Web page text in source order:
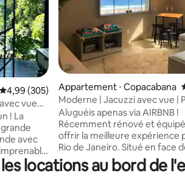
: 4,99 sur 5
Évaluation moyenne sur la base de 305
4,99 (305)
vue
! La
avec
vous
20 minutes
Appartement ⋅ Copacabana
Moderne | Jacuzzi avec vue |
Copacabana
Aluguéis apenas via AIRBNB !
Récemment rénové et
offrir la meilleure expérience
Rio de Janeiro. Situé en face
plus populaire du Brésil, tout
l'appartement offre une vue
locations au bord de